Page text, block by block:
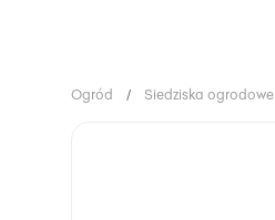
Ogród / Siedziska ogrodowe